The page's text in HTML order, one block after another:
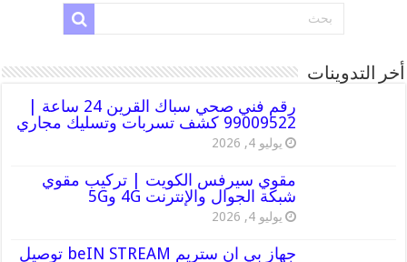
أخر التدوينات
رقم فني صحي سباك القرين 24 ساعة |
99009522 كشف تسربات وتسليك مجاري
يوليو 4, 2026
مقوي سيرفس الكويت | تركيب مقوي
شبكة الجوال والإنترنت 4G و5G
يوليو 4, 2026
جهاز بي ان ستريم beIN STREAM توصيل